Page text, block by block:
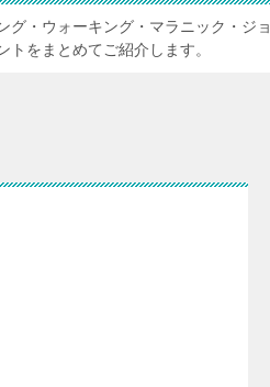
グ・ウォーキング・マラニック・ジョ
をまとめてご紹介します。